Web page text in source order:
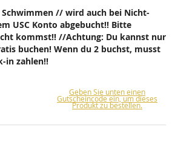
// wird auch bei Nicht-
USC Konto abgebucht!! Bitte
kommst!! //Achtung: Du kannst nur
buchen! Wenn du 2 buchst, musst
in zahlen!!
Geben Sie unten einen
Gutscheincode ein, um dieses
Produkt zu bestellen.